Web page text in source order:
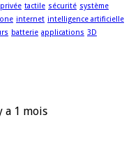
tactile sécurité système
internet intelligence artificielle
batterie applications 3D
a 1 mois